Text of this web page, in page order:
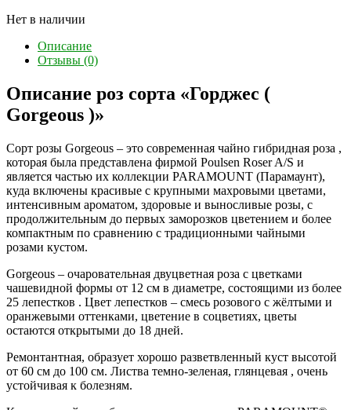
Нет в наличии
Описание
Отзывы (0)
Описание роз сорта «Горджес (
Gorgeous )»
Сорт розы Gorgeous – это современная чайно гибридная роза ,
которая была представлена фирмой Poulsen Roser A/S и
является частью их коллекции PARAMOUNT (Парамаунт),
куда включены красивые с крупными махровыми цветами,
интенсивным ароматом, здоровые и выносливые розы, с
продолжительным до первых заморозков цветением и более
компактным по сравнению с традиционными чайными
розами кустом.
Gorgeous – очаровательная двуцветная роза с цветками
чашевидной формы от 12 см в диаметре, состоящими из более
25 лепестков . Цвет лепестков – смесь розового с жёлтыми и
оранжевыми оттенками, цветение в соцветиях, цветы
остаются открытыми до 18 дней.
Ремонтантная, образует хорошо разветвленный куст высотой
от 60 см до 100 см. Листва темно-зеленая, глянцевая , очень
устойчивая к болезням.